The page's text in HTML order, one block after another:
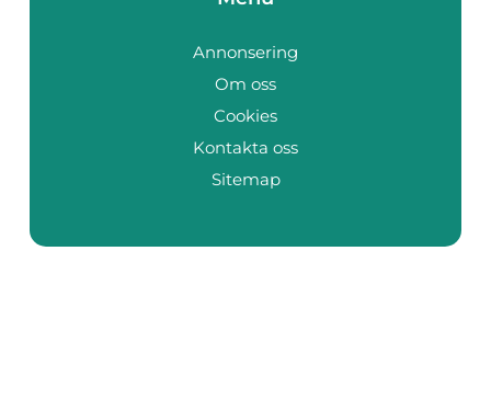
Annonsering
Om oss
Cookies
Kontakta oss
Sitemap